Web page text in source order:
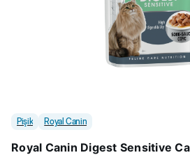
Pişik Royal Canin
Royal Canin Digest Sensitive